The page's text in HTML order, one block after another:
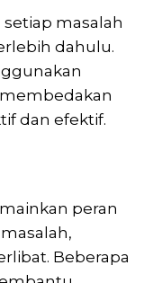
masalah
dahulu.
dan efektif.
peran
Beberapa